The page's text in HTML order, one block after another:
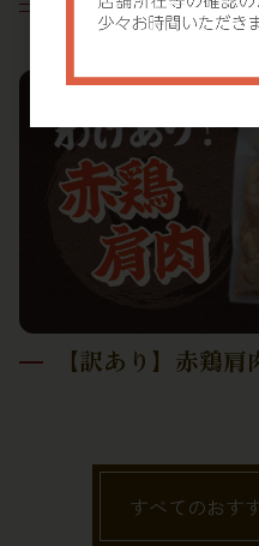
【訳あり】赤鶏
すべてのおす